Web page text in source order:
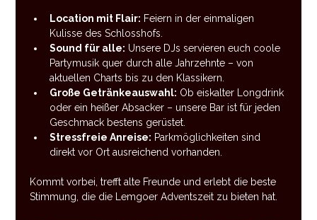
Location mit Flair: Feiern in der einmaligen
Kulisse des Schlosshofs.
Sound für alle: Unsere DJs servieren euch coole
Partymusik quer durch alle Jahrzehnte – von
aktuellen Charts bis zu den Klassikern.
Große Getränkeauswahl: Ob eiskalter Longdrink
oder ein heißer Absacker – unsere Bar ist für jeden
Geschmack bestens gerüstet.
Stressfreie Anreise: Parkmöglichkeiten sind
direkt vor Ort ausreichend vorhanden.
Kommt vorbei, trefft alte Freunde und erlebt die beste
Stimmung, die die Lemgoer Adventszeit zu bieten hat.